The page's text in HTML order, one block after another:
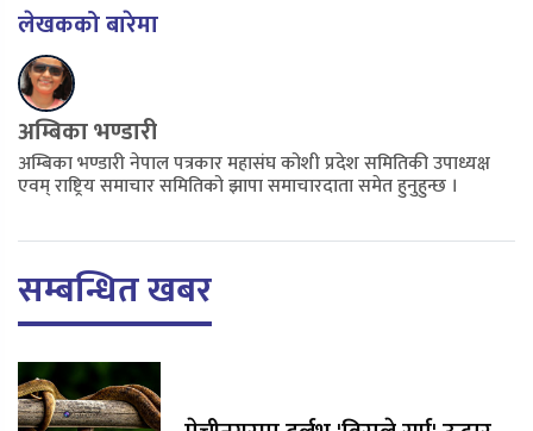
लेखकको बारेमा
अम्बिका भण्डारी
अम्बिका भण्डारी नेपाल पत्रकार महासंघ कोशी प्रदेश समितिकी उपाध्यक्ष
एवम् राष्ट्रिय समाचार समितिको झापा समाचारदाता समेत हुनुहुन्छ ।
सम्बन्धित खबर